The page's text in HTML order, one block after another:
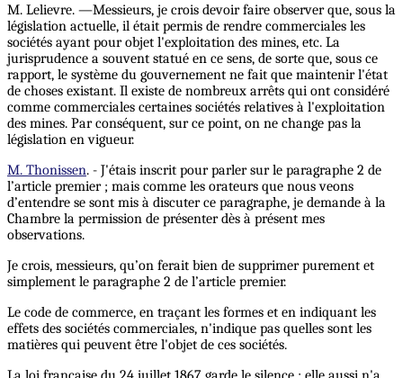
M. Lelievre. —Messieurs, je crois devoir faire observer que, sous la
législation actuelle, il était permis de rendre commerciales les
sociétés ayant pour objet l'exploitation des mines, etc. La
jurisprudence a souvent statué en ce sens, de sorte que, sous ce
rapport, le système du gouvernement ne fait que maintenir l'état
de choses existant. Il existe de nombreux arrêts qui ont considéré
comme commerciales certaines sociétés relatives à l'exploitation
des mines. Par conséquent, sur ce point, on ne change pas la
législation en vigueur.
M. Thonissen. - J'étais inscrit pour parler sur le paragraphe 2 de
l’article premier ; mais comme les orateurs que nous veons
d’entendre se sont mis à discuter ce paragraphe, je demande à la
Chambre la permission de présenter dès à présent mes
observations.
Je crois, messieurs, qu’on ferait bien de supprimer purement et
simplement le paragraphe 2 de l’article premier.
Le code de commerce, en traçant les formes et en indiquant les
effets des sociétés commerciales, n'indique pas quelles sont les
matières qui peuvent être l'objet de ces sociétés.